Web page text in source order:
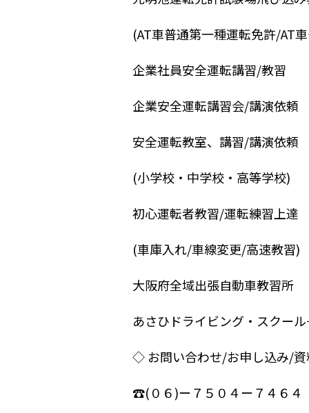
(AT車普通第一種運転免許/AT
企業社員安全運転講習/教習
企業安全運転講習会/講演依頼
安全運転教室、講習/講演依頼
(小学校・中学校・高等学校)
初心運転者教習/運転練習上達
(車庫入れ/車線変更/高速教習)
大阪府全域出張自動車教習所
あさひドライビング・スクー
◇ お問い合わせ/お申し込み/資
☎︎(０６)ー７５０４ー７４６４